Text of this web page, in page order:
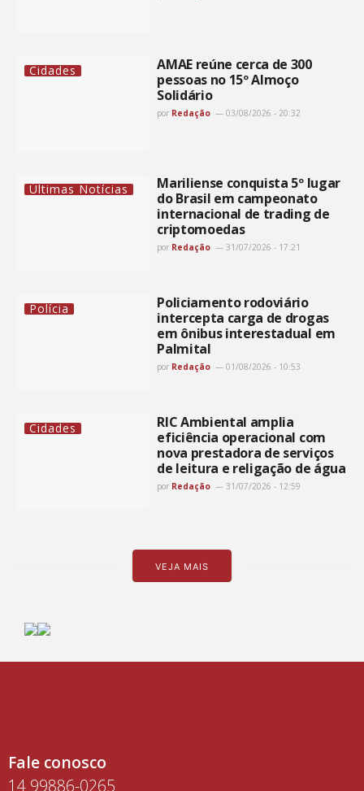
Cidades
AMAE reúne cerca de 300
pessoas no 15º Almoço
Solidário
por Redação 03/08/2026 - 20:32
Últimas Notícias
Mariliense conquista 5º lugar
do Brasil em campeonato
internacional de trading de
criptomoedas
por Redação 31/07/2026 - 17:21
Polícia
Policiamento rodoviário
intercepta carga de drogas
em ônibus interestadual em
Palmital
por Redação 01/08/2026 - 10:53
Cidades
RIC Ambiental amplia
eficiência operacional com
nova prestadora de serviços
de leitura e religação de água
por Redação 31/07/2026 - 12:59
VEJA MAIS
Fale conosco
14 99886-0265